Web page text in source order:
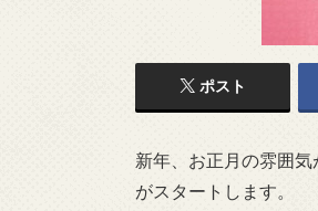
ポスト
新年、お正月の雰囲
がスタートします。